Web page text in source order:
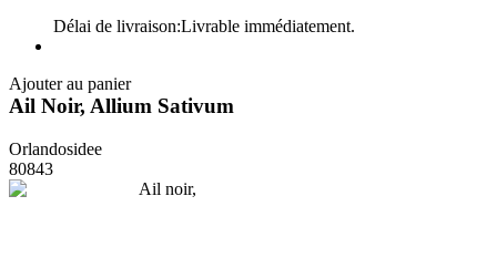
Délai de livraison:Livrable immédiatement.
Ajouter au panier
Ail Noir, Allium Sativum
Orlandosidee
80843